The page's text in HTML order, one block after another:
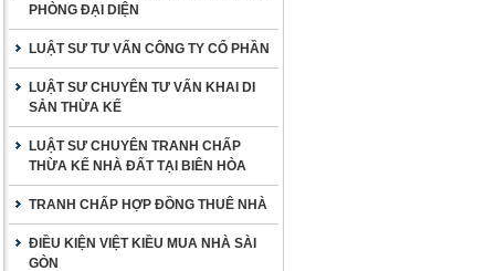
PHÒNG ĐẠI DIỆN
LUẬT SƯ TƯ VẤN CÔNG TY CỔ PHẦN
LUẬT SƯ CHUYÊN TƯ VẤN KHAI DI
SẢN THỪA KẾ
LUẬT SƯ CHUYÊN TRANH CHẤP
THỪA KẾ NHÀ ĐẤT TẠI BIÊN HÒA
TRANH CHẤP HỢP ĐỒNG THUÊ NHÀ
ĐIỀU KIỆN VIỆT KIỀU MUA NHÀ SÀI
GÒN